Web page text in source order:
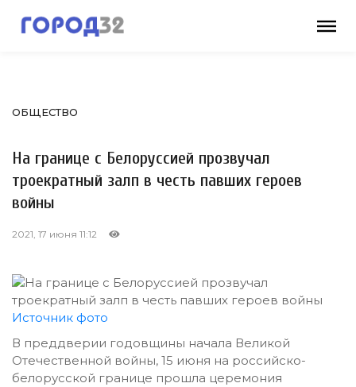
ОБЩЕСТВО
На границе с Белоруссией прозвучал
троекратный залп в честь павших героев
войны
2021, 17 июня 11:12
Источник фото
В преддверии годовщины начала Великой
Отечественной войны, 15 июня на российско-
белорусской границе прошла церемония